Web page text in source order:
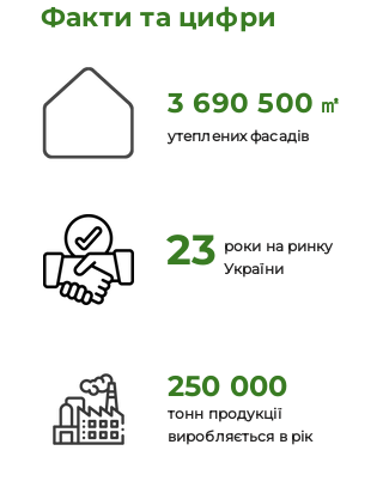
Факти та цифри
3 690 500 ㎡
утеплених фасадів
23 роки на ринку
України
250 000
тонн продукції
виробляється в рік